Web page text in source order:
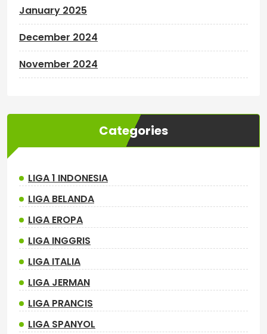
January 2025
December 2024
November 2024
Categories
LIGA 1 INDONESIA
LIGA BELANDA
LIGA EROPA
LIGA INGGRIS
LIGA ITALIA
LIGA JERMAN
LIGA PRANCIS
LIGA SPANYOL